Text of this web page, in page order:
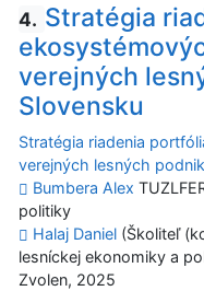
4. Stratégia
verejných
Slovensku
Stratégia riadenia
verejných lesných
Bumbera Alex
politiky
Halaj Daniel (Školiteľ
lesníckej ekonomiky a
Zvolen, 2025